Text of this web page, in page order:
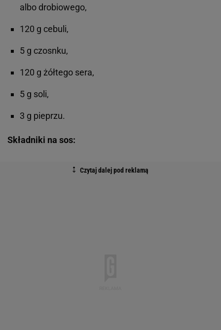
albo drobiowego,
120 g cebuli,
5 g czosnku,
120 g żółtego sera,
5 g soli,
3 g pieprzu.
Składniki na sos: